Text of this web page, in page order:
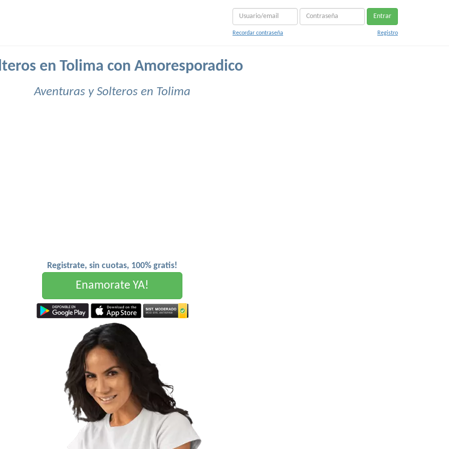
Entrar
Recordar contraseña Registro
en Tolima con Amoresporadico
Aventuras y Solteros en Tolima
Registrate, sin cuotas, 100% gratis!
Enamorate YA!